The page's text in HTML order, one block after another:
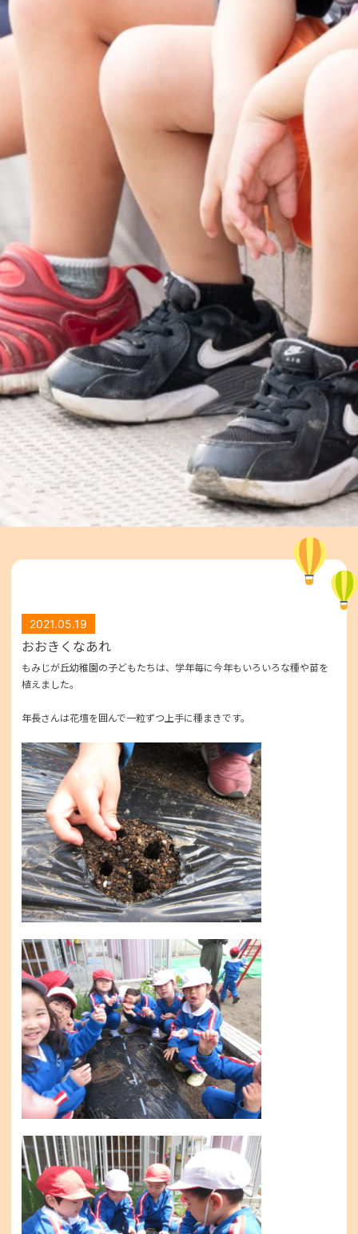
2021.05.19
おおきくなあれ
もみじが丘幼稚園の子どもたちは、学年毎に今年もいろいろな種や苗を
植えました。
年長さんは花壇を囲んで一粒ずつ上手に種まきです。